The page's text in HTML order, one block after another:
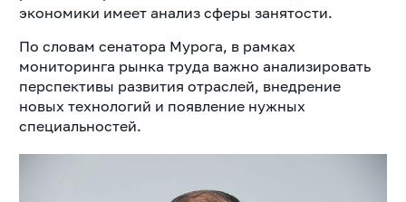
экономики имеет анализ сферы занятости.
По словам сенатора Мурога, в рамках
мониторинга рынка труда важно анализировать
перспективы развития отраслей, внедрение
новых технологий и появление нужных
специальностей.